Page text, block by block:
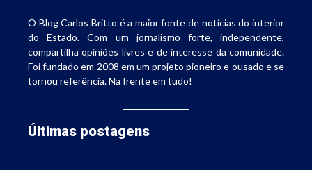
O Blog Carlos Britto é a maior fonte de notícias do interior
do Estado. Com um jornalismo forte, independente,
compartilha opiniões livres e de interesse da comunidade.
Foi fundado em 2008 em um projeto pioneiro e ousado e se
tornou referência. Na frente em tudo!
Últimas postagens